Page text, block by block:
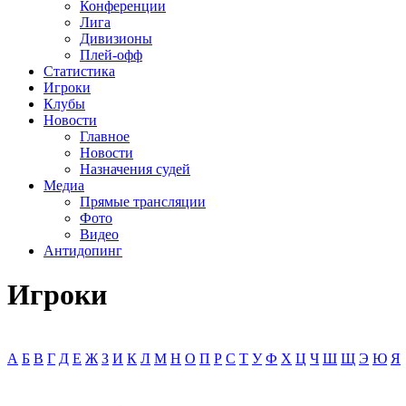
Конференции
Лига
Дивизионы
Плей-офф
Статистика
Игроки
Клубы
Новости
Главное
Новости
Назначения судей
Медиа
Прямые трансляции
Фото
Видео
Антидопинг
Игроки
А Б В Г Д Е Ж З И К Л М Н О П Р С Т У Ф Х Ц Ч Ш Щ Э Ю Я